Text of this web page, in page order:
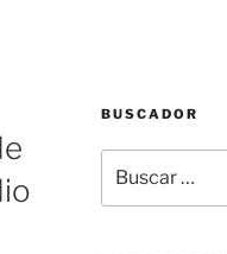
BUSCADOR
por: